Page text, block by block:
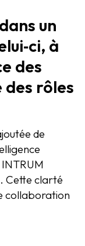
un
à
des
rôles
de
Cette clarté
collaboration